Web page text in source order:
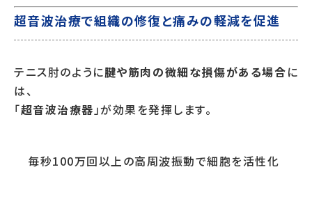
超音波治療で組織の修復と痛みの軽減を促進
テニス肘のように腱や筋肉の微細な損傷がある場合に
は、
「超音波治療器」が効果を発揮します。
毎秒100万回以上の高周波振動で細胞を活性化